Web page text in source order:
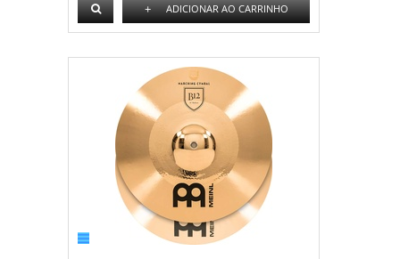
+ ADICIONAR AO CARRINHO